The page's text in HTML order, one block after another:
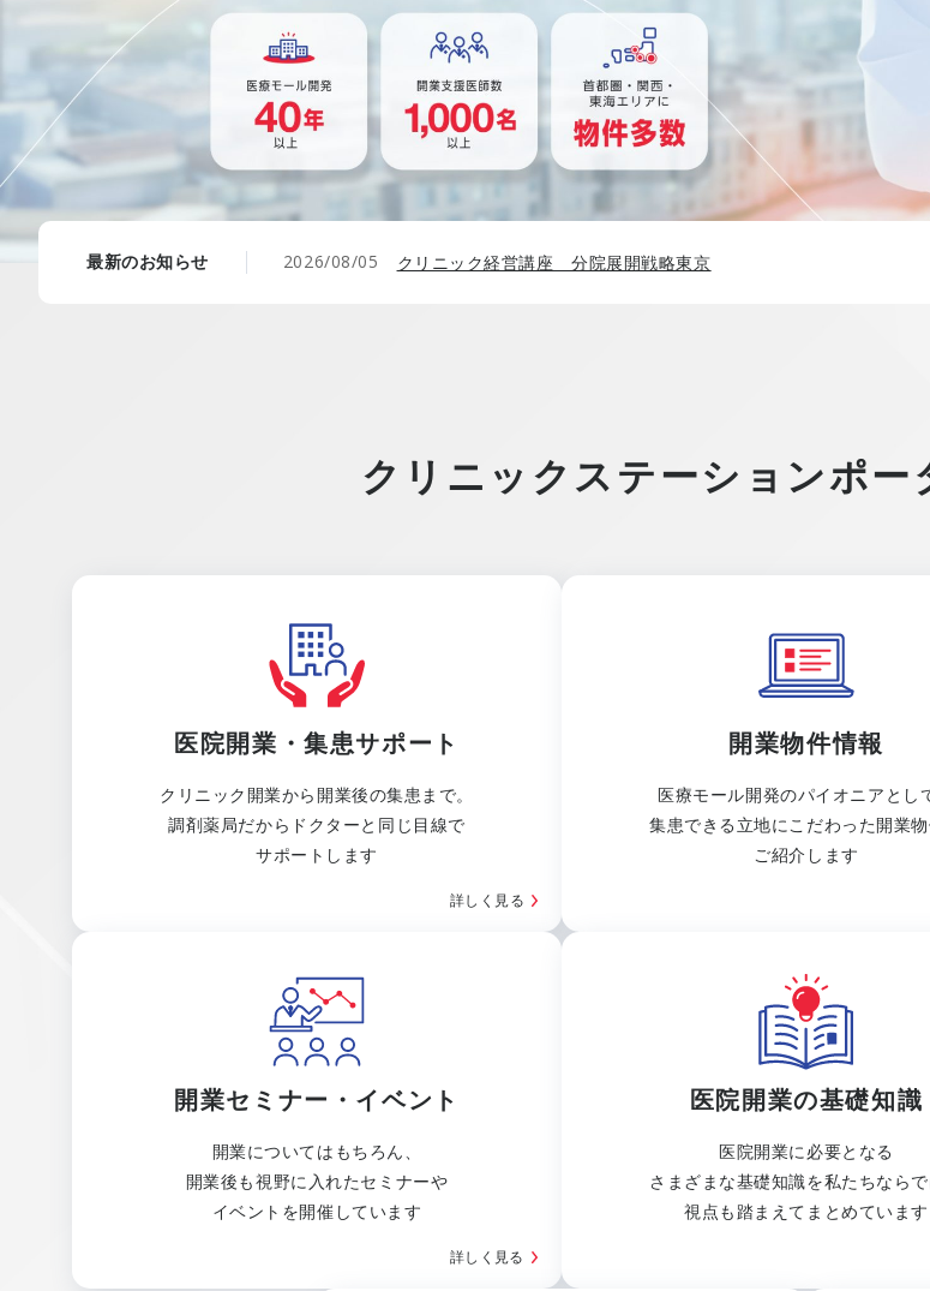
最新のお知らせ 2026/08/05 クリニック経営講座 分院展開戦略東京
クリニックステーションポー
医院開業・集患サポート
クリニック開業から開業後の集患まで。
調剤薬局だからドクターと同じ目線で
サポートします
詳しく見る
開業物件情報
医療モール開発のパイオニアとし
集患できる立地にこだわった開業
ご紹介します
開業セミナー・イベント
開業についてはもちろん、
開業後も視野に入れたセミナーや
イベントを開催しています
詳しく見る
医院開業の基礎知識
医院開業に必要となる
さまざまな基礎知識を私たちなら
視点も踏まえてまとめています